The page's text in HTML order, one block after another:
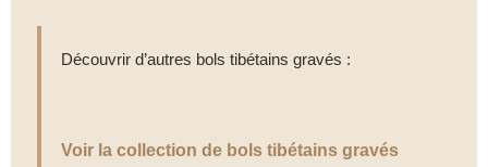
Découvrir d’autres bols tibétains gravés :
Voir la collection de bols tibétains gravés